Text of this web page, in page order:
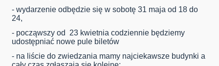
- wydarzenie odbędzie się w sobotę 31 maja od 18 do
24,
- począwszy od 23 kwietnia codziennie będziemy
udostępniać nowe pule biletów
- na liście do zwiedzania mamy najciekawsze budynki a